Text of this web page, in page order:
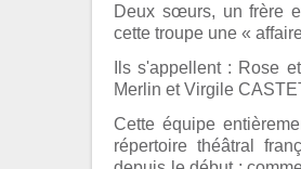
Deux sœurs, un frère
cette troupe une «
Ils s'appellent : Rose
Merlin et Virgile
Cette équipe
répertoire théâtral